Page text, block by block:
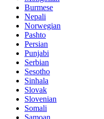
Burmese
Nepali
Norwegian
Pashto
Persian
Punjabi
Serbian
Sesotho
Sinhala
Slovak
Slovenian
Somali